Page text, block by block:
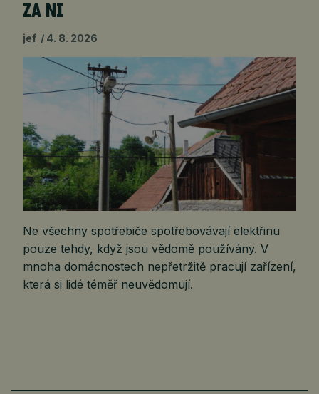
ZA NI
jef 4. 8. 2026
Ne všechny spotřebiče spotřebovávají elektřinu
pouze tehdy, když jsou vědomě používány. V
mnoha domácnostech nepřetržitě pracují zařízení,
která si lidé téměř neuvědomují.